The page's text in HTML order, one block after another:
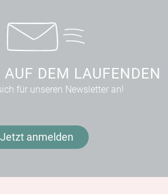
DEM LAUFENDEN
für unseren Newsletter an!
Jetzt anmelden